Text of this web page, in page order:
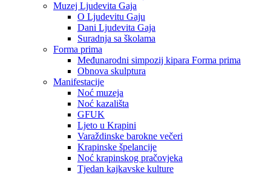
Muzej Ljudevita Gaja
O Ljudevitu Gaju
Dani Ljudevita Gaja
Suradnja sa školama
Forma prima
Međunarodni simpozij kipara Forma prima
Obnova skulptura
Manifestacije
Noć muzeja
Noć kazališta
GFUK
Ljeto u Krapini
Varaždinske barokne večeri
Krapinske špelancije
Noć krapinskog pračovjeka
Tjedan kajkavske kulture